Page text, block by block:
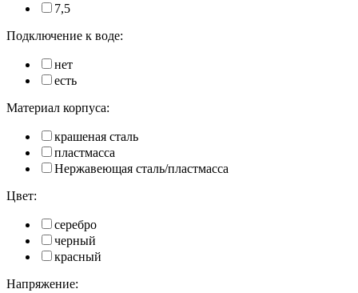
7,5
Подключение к воде:
нет
есть
Материал корпуса:
крашеная сталь
пластмасса
Нержавеющая сталь/пластмасса
Цвет:
серебро
черный
красный
Напряжение: